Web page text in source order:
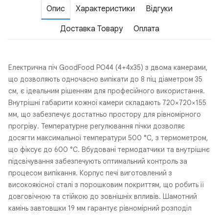
Опис Характеристики Відгуки
Доставка Товару Оплата
Електрична піч GoodFood PO44 (4+4х35) з двома камерами,
що дозволяють одночасно випікати до 8 піц діаметром 35
см, є ідеальним рішенням для професійного використання.
Внутрішні габарити кожної камери складають 720×720×155
мм, що забезпечує достатньо простору для рівномірного
прогріву. Температурне регулювання пічки дозволяє
досягти максимальної температури 500 °C, з термометром,
що фіксує до 600 °C. Вбудовані термодатчики та внутрішнє
підсвічування забезпечують оптимальний контроль за
процесом випікання. Корпус печі виготовлений з
високоякісної сталі з порошковим покриттям, що робить її
довговічною та стійкою до зовнішніх впливів. Шамотний
камінь завтовшки 19 мм гарантує рівномірний розподіл